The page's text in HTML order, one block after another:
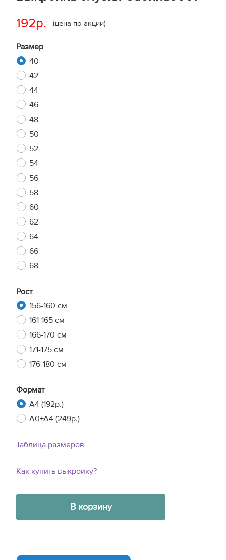
192р. (цена по акции)
Размер
40
42
44
46
48
50
52
54
56
58
60
62
64
66
68
Рост
156-160 см
161-165 см
166-170 см
171-175 см
176-180 см
Формат
A4 (192р.)
A0+A4 (249р.)
Таблица размеров
Как купить выкройку?
В корзину